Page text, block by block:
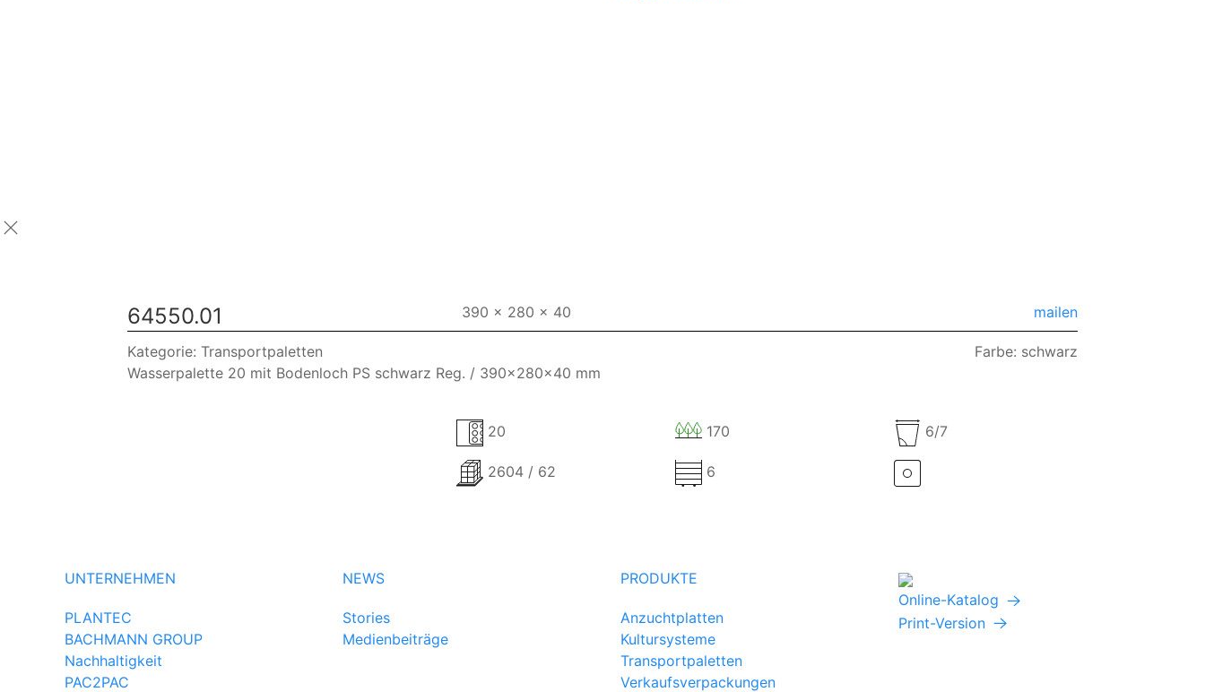
64550.01 390 x 280 x 40 mailen
Kategorie: Transportpaletten
Farbe: schwarz
Wasserpalette 20 mit Bodenloch PS schwarz Reg. / 390x280x40 mm
20 170 6/7
2604 / 62 6
UNTERNEHMEN
PLANTEC
BACHMANN GROUP
Nachhaltigkeit
PAC2PAC
NEWS
Stories
Medienbeiträge
PRODUKTE
Anzuchtplatten
Kultursysteme
Transportpaletten
Verkaufsverpackungen
Online-Katalog
Print-Version